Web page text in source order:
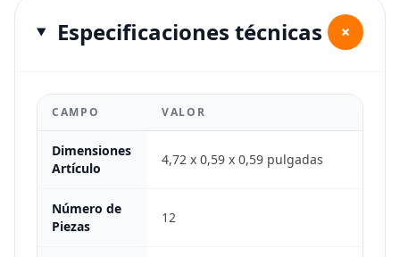
Especificaciones técnicas +
CAMPO VALOR
Dimensiones
Artículo
4,72 x 0,59 x 0,59 pulgadas
Número de
Piezas
12